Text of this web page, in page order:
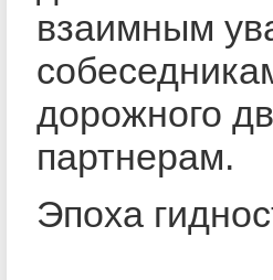
взаимным
дорожного
партнерам.
Эпоха